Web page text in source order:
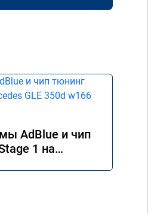
AdBlue и чип
1 на